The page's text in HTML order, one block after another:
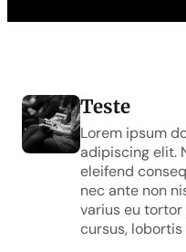
Teste
Lorem ipsum
adipiscing elit.
eleifend
nec ante non
varius eu
cursus,